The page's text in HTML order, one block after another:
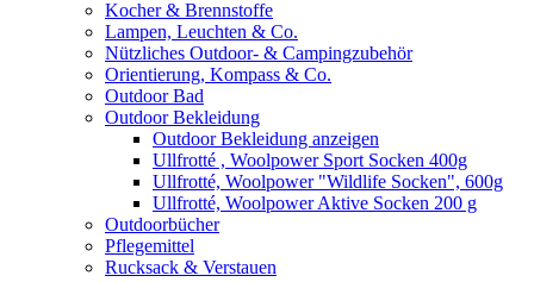
Kocher & Brennstoffe
Lampen, Leuchten & Co.
Nützliches Outdoor- & Campingzubehör
Orientierung, Kompass & Co.
Outdoor Bad
Outdoor Bekleidung
Outdoor Bekleidung anzeigen
Ullfrotté , Woolpower Sport Socken 400g
Ullfrotté, Woolpower "Wildlife Socken", 600g
Ullfrotté, Woolpower Aktive Socken 200 g
Outdoorbücher
Pflegemittel
Rucksack & Verstauen